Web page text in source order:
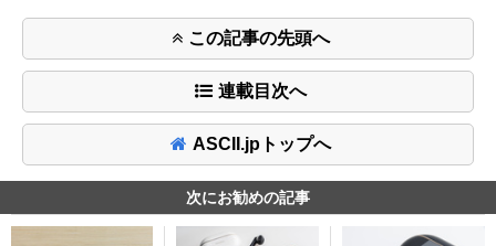
この記事の先頭へ
連載目次へ
ASCII.jpトップへ
次にお勧めの記事